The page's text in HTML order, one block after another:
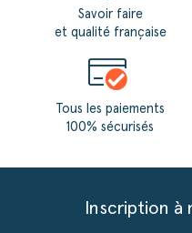
Savoir faire
et qualité française
Tous les paiements
100% sécurisés
Inscription